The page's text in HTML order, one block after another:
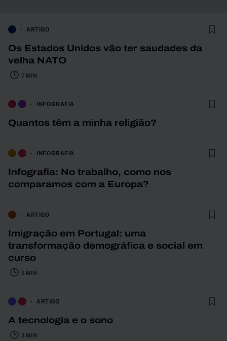
ARTIGO
Os Estados Unidos vão ter saudades da
velha NATO
7 MIN
INFOGRAFIA
Quantos têm a minha religião?
INFOGRAFIA
Infografia: No trabalho, como nos
comparamos com a Europa?
ARTIGO
Imigração em Portugal: uma
transformação demográfica e social em
curso
5 MIN
ARTIGO
A tecnologia e o sono
3 MIN